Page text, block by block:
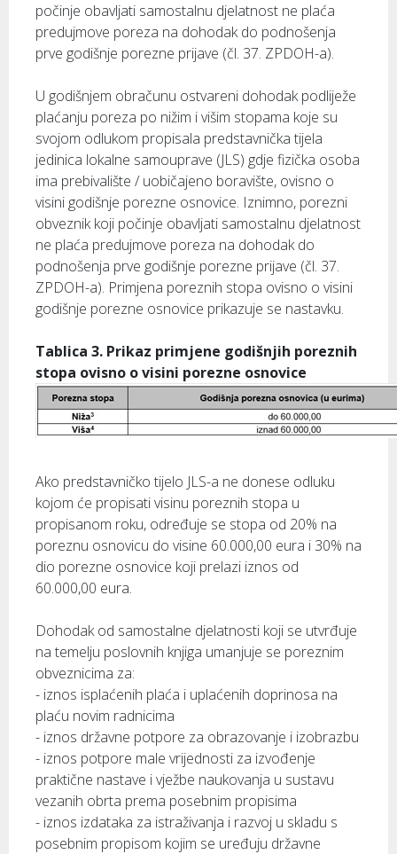
počinje obavljati samostalnu djelatnost ne plaća
predujmove poreza na dohodak do podnošenja
prve godišnje porezne prijave (čl. 37. ZPDOH-a).
U godišnjem obračunu ostvareni dohodak podliježe
plaćanju poreza po nižim i višim stopama koje su
svojom odlukom propisala predstavnička tijela
jedinica lokalne samouprave (JLS) gdje fizička osoba
ima prebivalište / uobičajeno boravište, ovisno o
visini godišnje porezne osnovice. Iznimno, porezni
obveznik koji počinje obavljati samostalnu djelatnost
ne plaća predujmove poreza na dohodak do
podnošenja prve godišnje porezne prijave (čl. 37.
ZPDOH-a). Primjena poreznih stopa ovisno o visini
godišnje porezne osnovice prikazuje se nastavku.
Tablica 3. Prikaz primjene godišnjih poreznih
stopa ovisno o visini porezne osnovice
Ako predstavničko tijelo JLS-a ne donese odluku
kojom će propisati visinu poreznih stopa u
propisanom roku, određuje se stopa od 20% na
poreznu osnovicu do visine 60.000,00 eura i 30% na
dio porezne osnovice koji prelazi iznos od
60.000,00 eura.
Dohodak od samostalne djelatnosti koji se utvrđuje
na temelju poslovnih knjiga umanjuje se poreznim
obveznicima za:
- iznos isplaćenih plaća i uplaćenih doprinosa na
plaću novim radnicima
- iznos državne potpore za obrazovanje i izobrazbu
- iznos potpore male vrijednosti za izvođenje
praktične nastave i vježbe naukovanja u sustavu
vezanih obrta prema posebnim propisima
- iznos izdataka za istraživanja i razvoj u skladu s
posebnim propisom kojim se uređuju državne